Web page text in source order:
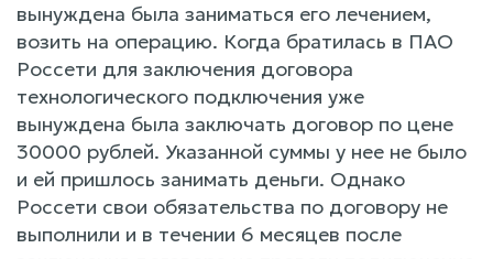
вынуждена была заниматься его лечением,
возить на операцию. Когда братилась в ПАО
Россети для заключения договора
технологического подключения уже
вынуждена была заключать договор по цене
30000 рублей. Указанной суммы у нее не было
и ей пришлось занимать деньги. Однако
Россети свои обязательства по договору не
выполнили и в течении 6 месяцев после